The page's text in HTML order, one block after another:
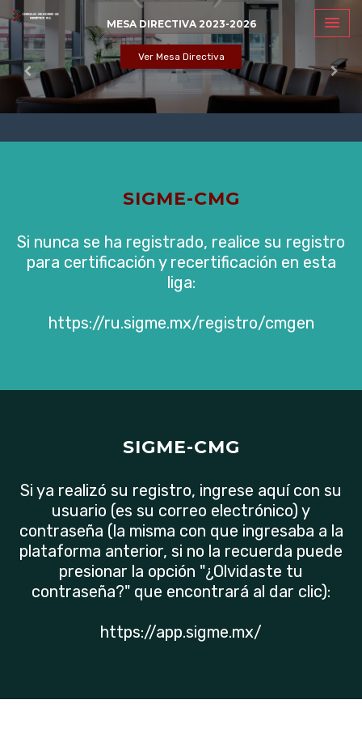
MESA DIRECTIVA 2023-2026
Ver Mesa Directiva
SIGME-CMG
Si nunca se ha registrado, realice su registro
para certificación y recertificación en esta
liga:
https://ru.sigme.mx/registro/cmgen
SIGME-CMG
Si ya realizó su registro, ingrese aquí con su
usuario (es su correo electrónico) y
contraseña (la misma con que ingresaba a la
plataforma anterior, si no la recuerda puede
presionar la opción "¿Olvidaste tu
contraseña?" que encontrará al dar clic):
https://app.sigme.mx/